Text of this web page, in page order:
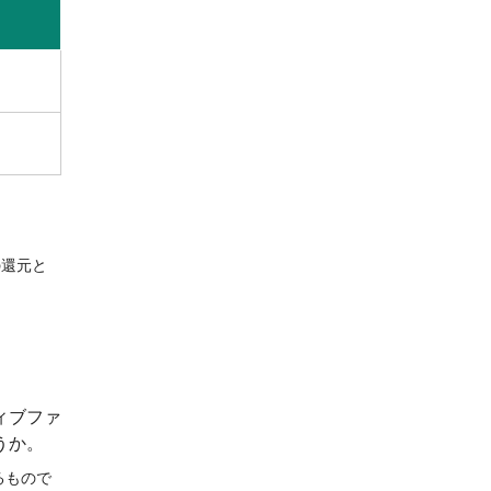
元と
ブファ
。
もので